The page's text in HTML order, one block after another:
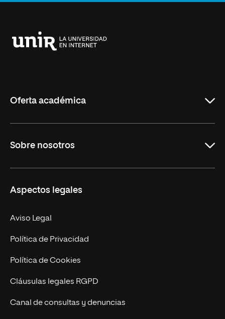
Oferta académica
Másteres Oficiales
Doctorados
Experto Universitario
Postgrados
Cursos Universitarios
Sobre nosotros
Facultades
Nuestro Equipo
Trabaja en UNIR
Actualidad
UNIR Revista
Eventos
Aspectos legales
Aviso Legal
Política de Privacidad
Política de Cookies
Cláusulas legales RGPD
Canal de consultas y denuncias